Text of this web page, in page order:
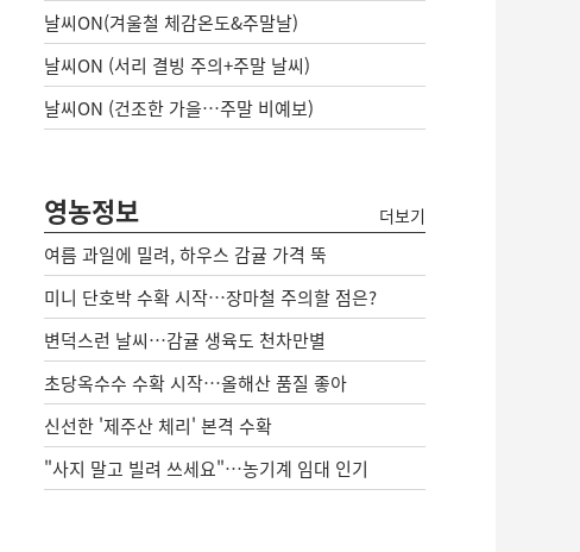
날씨ON(겨울철 체감온도&주말날)
날씨ON (서리 결빙 주의+주말 날씨)
날씨ON (건조한 가을…주말 비예보)
영농정보 더보기
여름 과일에 밀려, 하우스 감귤 가격 뚝
미니 단호박 수확 시작…장마철 주의할 점은?
변덕스런 날씨…감귤 생육도 천차만별
초당옥수수 수확 시작…올해산 품질 좋아
신선한 '제주산 체리' 본격 수확
"사지 말고 빌려 쓰세요"…농기계 임대 인기